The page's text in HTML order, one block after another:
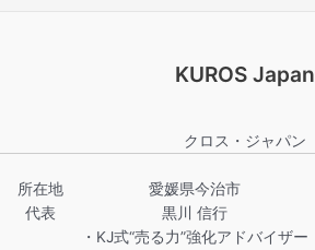
KUROS Japan
クロス・ジャパン
所在地
代表
愛媛県今治市
黒川 信行
・KJ式“売る力”強化アドバイザー